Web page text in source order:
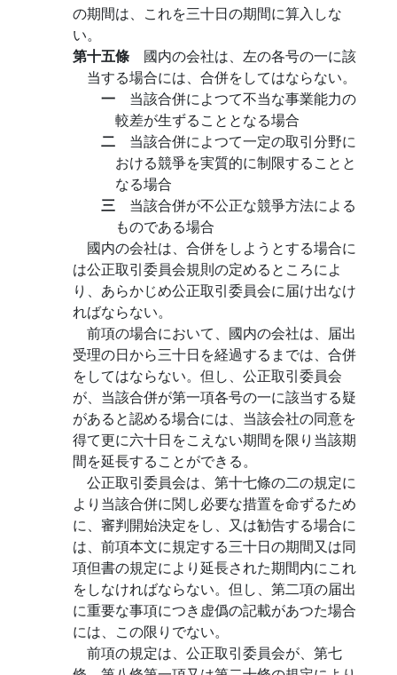
の期間は、これを三十日の期間に算入しな
い。
第十五條 國内の会社は、左の各号の一に該
当する場合には、合併をしてはならない。
一 当該合併によつて不当な事業能力の
較差が生ずることとなる場合
二 当該合併によつて一定の取引分野に
おける競爭を実質的に制限することと
なる場合
三 当該合併が不公正な競爭方法による
ものである場合
國内の会社は、合併をしようとする場合に
は公正取引委員会規則の定めるところによ
り、あらかじめ公正取引委員会に届け出なけ
ればならない。
前項の場合において、國内の会社は、届出
受理の日から三十日を経過するまでは、合併
をしてはならない。但し、公正取引委員会
が、当該合併が第一項各号の一に該当する疑
があると認める場合には、当該会社の同意を
得て更に六十日をこえない期間を限り当該期
間を延長することができる。
公正取引委員会は、第十七條の二の規定に
より当該合併に関し必要な措置を命ずるため
に、審判開始決定をし、又は勧告する場合に
は、前項本文に規定する三十日の期間又は同
項但書の規定により延長された期間内にこれ
をしなければならない。但し、第二項の届出
に重要な事項につき虚僞の記載があつた場合
には、この限りでない。
前項の規定は、公正取引委員会が、第七